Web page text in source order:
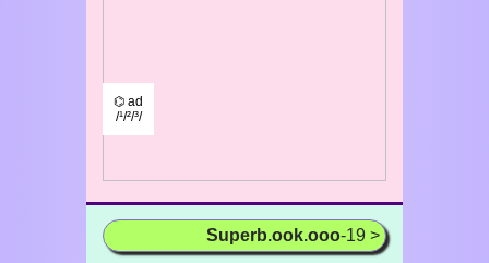
⌬ ad
/¹/²/³/
Superb.ook.ooo-19 >